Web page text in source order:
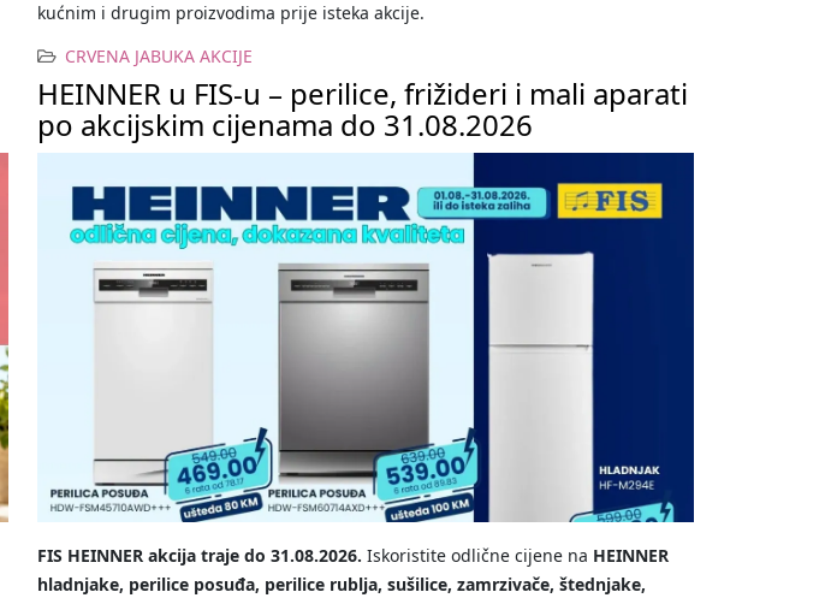
kućnim i drugim proizvodima prije isteka akcije.
CRVENA JABUKA AKCIJE
HEINNER u FIS-u – perilice, frižideri i mali aparati
po akcijskim cijenama do 31.08.2026
FIS HEINNER akcija traje do 31.08.2026. Iskoristite odlične cijene na HEINNER
hladnjake, perilice posuđa, perilice rublja, sušilice, zamrzivače, štednjake,